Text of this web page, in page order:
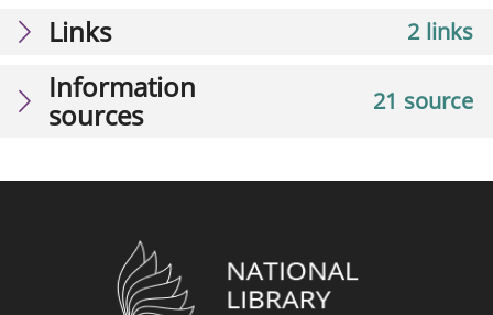
2 links
Links
21 source
Information
sources